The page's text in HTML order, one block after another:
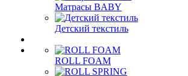
Матрасы BABY
Детский текстиль
ROLL FOAM